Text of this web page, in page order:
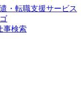
事検索